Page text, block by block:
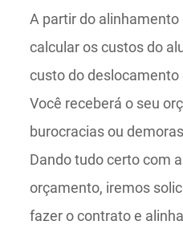
A partir do
calcular os custos do
custo do
Você receberá o seu
burocracias ou
Dando tudo certo com
orçamento, iremos
fazer o contrato e